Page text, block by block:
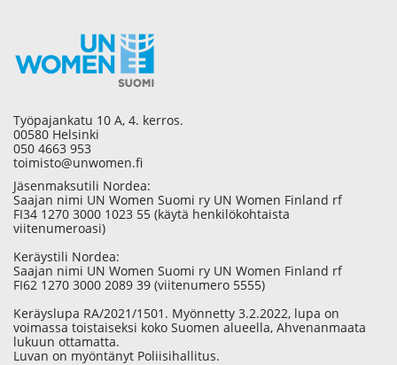
Työpajankatu 10 A, 4. kerros.
00580 Helsinki
050 4663 953
toimisto@unwomen.fi
Jäsenmaksutili Nordea:
Saajan nimi UN Women Suomi ry UN Women Finland rf
FI34 1270 3000 1023 55 (käytä henkilökohtaista
viitenumeroasi)
Keräystili Nordea:
Saajan nimi UN Women Suomi ry UN Women Finland rf
FI62 1270 3000 2089 39 (viitenumero 5555)
Keräyslupa RA/2021/1501. Myönnetty 3.2.2022, lupa on
voimassa toistaiseksi koko Suomen alueella, Ahvenanmaata
lukuun ottamatta.
Luvan on myöntänyt Poliisihallitus.